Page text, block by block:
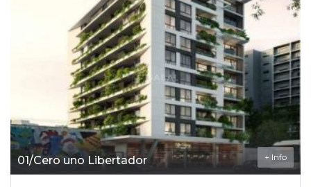
01/Cero uno Libertador + Info